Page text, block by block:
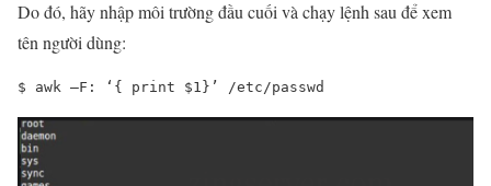
Do đó, hãy nhập môi trường đầu cuối và chạy lệnh sau để xem
tên người dùng:
$ awk –F: ‘{ print $1 }’ /etc/passwd